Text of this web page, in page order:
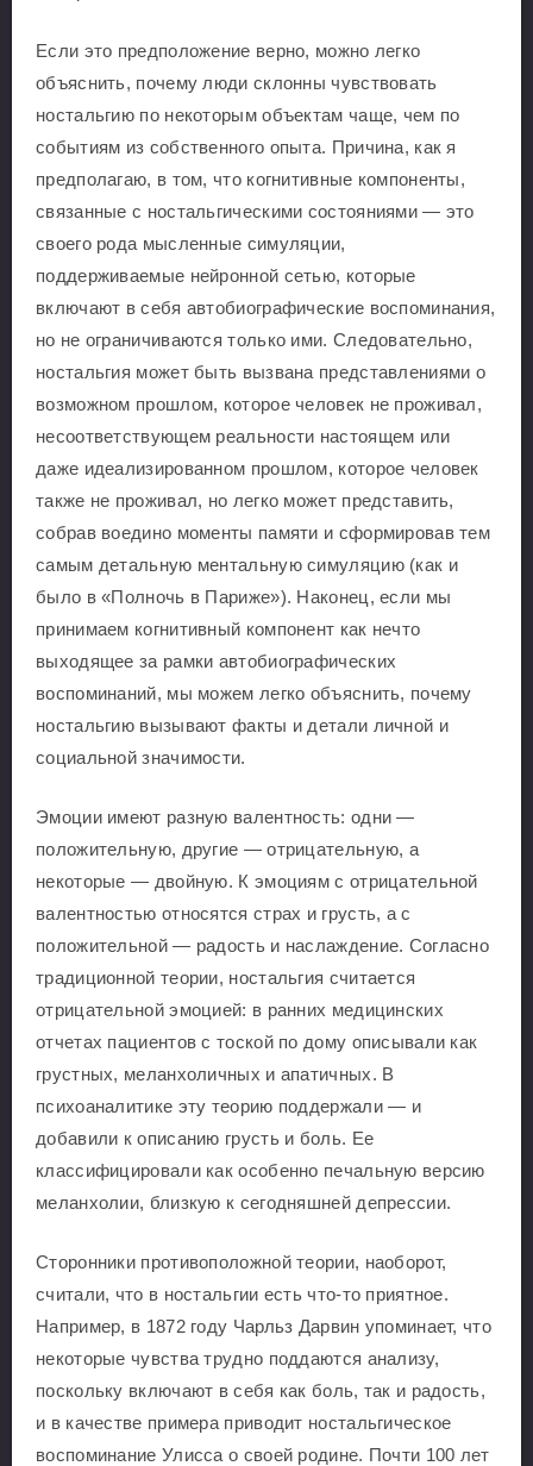
Если это предположение верно, можно легко
объяснить, почему люди склонны чувствовать
ностальгию по некоторым объектам чаще, чем по
событиям из собственного опыта. Причина, как я
предполагаю, в том, что когнитивные компоненты,
связанные с ностальгическими состояниями — это
своего рода мысленные симуляции,
поддерживаемые нейронной сетью, которые
включают в себя автобиографические воспоминания,
но не ограничиваются только ими. Следовательно,
ностальгия может быть вызвана представлениями о
возможном прошлом, которое человек не проживал,
несоответствующем реальности настоящем или
даже идеализированном прошлом, которое человек
также не проживал, но легко может представить,
собрав воедино моменты памяти и сформировав тем
самым детальную ментальную симуляцию (как и
было в «Полночь в Париже»). Наконец, если мы
принимаем когнитивный компонент как нечто
выходящее за рамки автобиографических
воспоминаний, мы можем легко объяснить, почему
ностальгию вызывают факты и детали личной и
социальной значимости.
Эмоции имеют разную валентность: одни —
положительную, другие — отрицательную, а
некоторые — двойную. К эмоциям с отрицательной
валентностью относятся страх и грусть, а с
положительной — радость и наслаждение. Согласно
традиционной теории, ностальгия считается
отрицательной эмоцией: в ранних медицинских
отчетах пациентов с тоской по дому описывали как
грустных, меланхоличных и апатичных. В
психоаналитике эту теорию поддержали — и
добавили к описанию грусть и боль. Ее
классифицировали как особенно печальную версию
меланхолии, близкую к сегодняшней депрессии.
Сторонники противоположной теории, наоборот,
считали, что в ностальгии есть что-то приятное.
Например, в 1872 году Чарльз Дарвин упоминает, что
некоторые чувства трудно поддаются анализу,
поскольку включают в себя как боль, так и радость,
и в качестве примера приводит ностальгическое
воспоминание Улисса о своей родине. Почти 100 лет